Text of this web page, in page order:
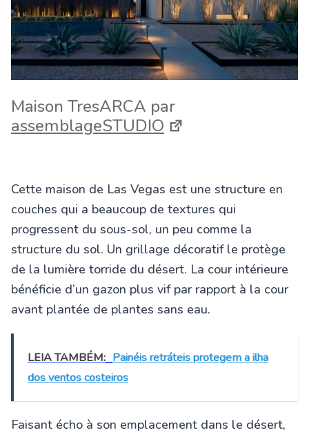
Maison TresARCA par
assemblageSTUDIO
Cette maison de Las Vegas est une structure en
couches qui a beaucoup de textures qui
progressent du sous-sol, un peu comme la
structure du sol. Un grillage décoratif le protège
de la lumière torride du désert. La cour intérieure
bénéficie d’un gazon plus vif par rapport à la cour
avant plantée de plantes sans eau.
LEIA TAMBÉM: Painéis retráteis protegem a ilha
dos ventos costeiros
Faisant écho à son emplacement dans le désert,